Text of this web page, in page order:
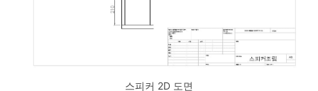
스피커 2D 도면